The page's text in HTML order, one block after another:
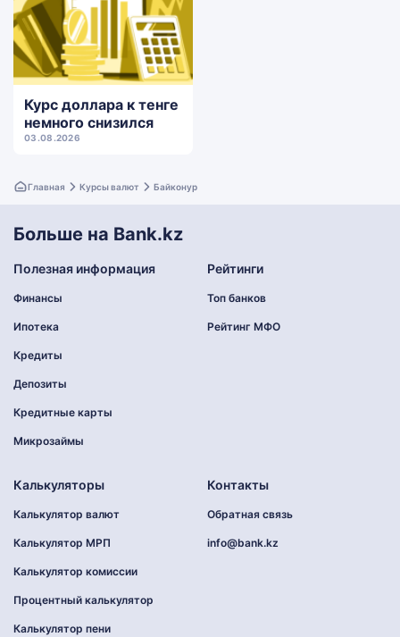
Курс доллара к тенге
немного снизился
03.08.2026
Главная Курсы валют Байконур
Больше на Bank.kz
Полезная информация
Финансы
Ипотека
Кредиты
Депозиты
Кредитные карты
Микрозаймы
Рейтинги
Топ банков
Рейтинг МФО
Калькуляторы
Калькулятор валют
Калькулятор МРП
Калькулятор комиссии
Процентный калькулятор
Калькулятор пени
Контакты
Обратная связь
info@bank.kz